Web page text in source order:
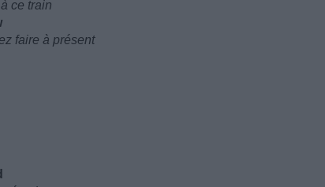
ce train
faire à présent